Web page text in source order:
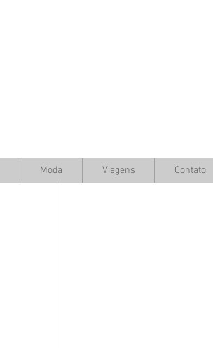
Moda Viagens Contato